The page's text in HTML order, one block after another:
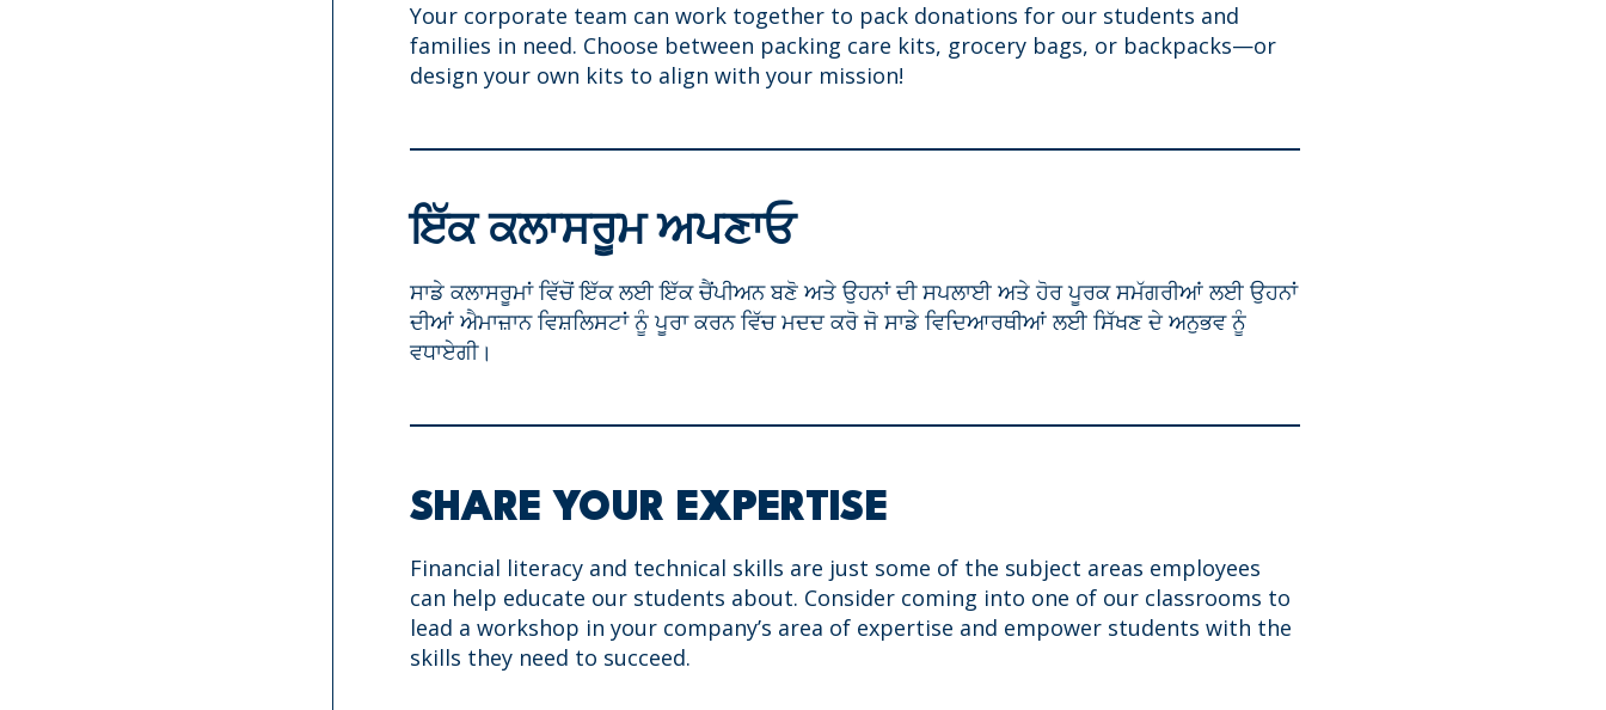
Your corporate team can work together to pack donations for our students and
families in need. Choose between packing care kits, grocery bags, or backpacks—or
design your own kits to align with your mission!
ਇੱਕ ਕਲਾਸਰੂਮ ਅਪਣਾਓ
ਸਾਡੇ ਕਲਾਸਰੂਮਾਂ ਵਿੱਚੋਂ ਇੱਕ ਲਈ ਇੱਕ ਚੈਂਪੀਅਨ ਬਣੋ ਅਤੇ ਉਹਨਾਂ ਦੀ ਸਪਲਾਈ ਅਤੇ ਹੋਰ ਪੂਰਕ ਸਮੱਗਰੀਆਂ ਲਈ ਉਹਨਾਂ
ਦੀਆਂ ਐਮਾਜ਼ਾਨ ਵਿਸ਼ਲਿਸਟਾਂ ਨੂੰ ਪੂਰਾ ਕਰਨ ਵਿੱਚ ਮਦਦ ਕਰੋ ਜੋ ਸਾਡੇ ਵਿਦਿਆਰਥੀਆਂ ਲਈ ਸਿੱਖਣ ਦੇ ਅਨੁਭਵ ਨੂੰ
ਵਧਾਏਗੀ।
SHARE YOUR EXPERTISE
Financial literacy and technical skills are just some of the subject areas employees
can help educate our students about. Consider coming into one of our classrooms to
lead a workshop in your company’s area of expertise and empower students with the
skills they need to succeed.